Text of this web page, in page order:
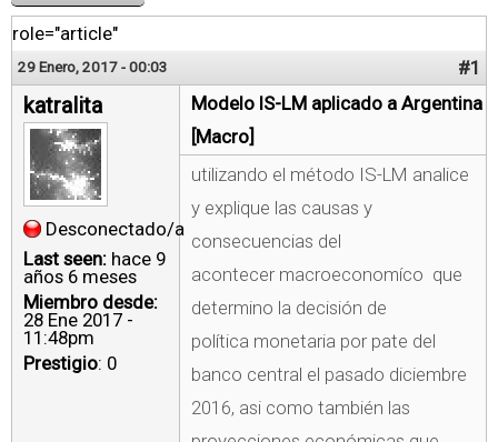
role="article"
29 Enero, 2017 - 00:03 #1
katralita
Desconectado/a
Last seen: hace 9
años 6 meses
Miembro desde:
28 Ene 2017 -
11:48pm
Prestigio: 0
Modelo IS-LM aplicado a Argentina
[Macro]
utilizando el método IS-LM analice
y explique las causas y
consecuencias del
acontecer macroeconomíco que
determino la decisión de
política monetaria por pate del
banco central el pasado diciembre
2016, asi como también las